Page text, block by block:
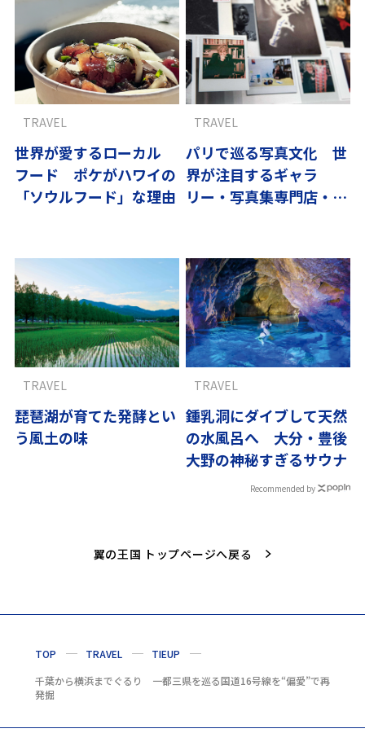
世界が愛するローカル
フード ポケがハワイの
「ソウルフード」な理由
TRAVEL
パリで巡る写真文化 世
界が注目するギャラ
リー・写真集専門店・老
TRAVEL
琵琶湖が育てた発酵とい
う風土の味
TRAVEL
鍾乳洞にダイブして天然
の水風呂へ 大分・豊後
大野の神秘すぎるサウナ
TRAVEL
Recommended by
翼の王国 トップページへ戻る
TOP TRAVEL
TIEUP
千葉から横浜までぐるり 一都三県を巡る国道16号線を“偏愛”で再
発掘